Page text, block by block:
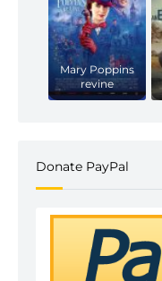
Mary Poppins
revine
Donate PayPal